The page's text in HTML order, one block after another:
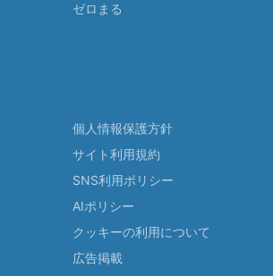
ゼロまる
個人情報保護方針
サイト利用規約
SNS利用ポリシー
AIポリシー
クッキーの利用について
広告掲載